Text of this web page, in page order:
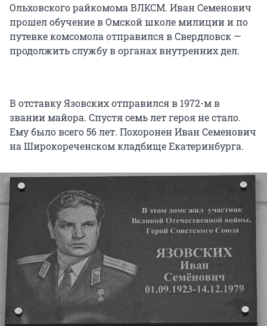
Ольховского райкомома ВЛКСМ. Иван Семенович
прошел обучение в Омской школе милиции и по
путевке комсомола отправился в Свердловск —
продолжить службу в органах внутренних дел.
В отставку Язовских отправился в 1972-м в
звании майора. Спустя семь лет героя не стало.
Ему было всего 56 лет. Похоронен Иван Семенович
на Широкореченском кладбище Екатеринбурга.